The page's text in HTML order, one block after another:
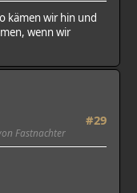
kämen wir hin und
wenn wir
#29
Fastnachter